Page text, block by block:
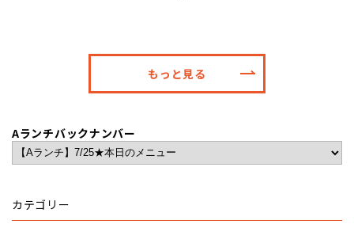
もっと見る
Aランチバックナンバー
カテゴリー